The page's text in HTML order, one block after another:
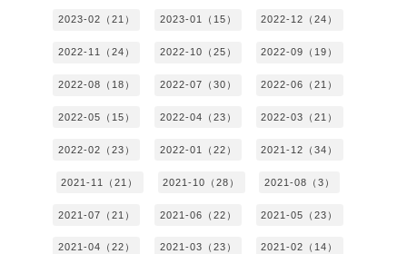
2023-02（21） 2023-01（15） 2022-12（24）
2022-11（24） 2022-10（25） 2022-09（19）
2022-08（18） 2022-07（30） 2022-06（21）
2022-05（15） 2022-04（23） 2022-03（21）
2022-02（23） 2022-01（22） 2021-12（34）
2021-11（21） 2021-10（28） 2021-08（3）
2021-07（21） 2021-06（22） 2021-05（23）
2021-04（22） 2021-03（23） 2021-02（14）